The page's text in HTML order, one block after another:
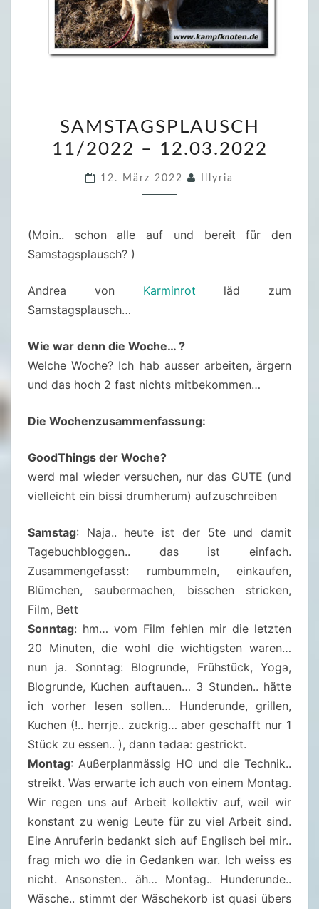
A
M
S
C
H
1
2
0
2
–
1
2
.
3
.
2
0
2
2
SAMSTAGSPLAUSCH
11/2022 – 12.03.2022
12. März 2022 Illyria
(Moin.. schon alle auf und bereit für den
Samstagsplausch? )
Andrea von Karminrot läd zum
Samstagsplausch…
Wie war denn die Woche… ?
Welche Woche? Ich hab ausser arbeiten, ärgern
und das hoch 2 fast nichts mitbekommen…
Die Wochenzusammenfassung:
GoodThings der Woche?
werd mal wieder versuchen, nur das GUTE (und
vielleicht ein bissi drumherum) aufzuschreiben
Samstag: Naja.. heute ist der 5te und damit
Tagebuchbloggen.. das ist einfach.
Zusammengefasst: rumbummeln, einkaufen,
Blümchen, saubermachen, bisschen stricken,
Film, Bett
Sonntag: hm… vom Film fehlen mir die letzten
20 Minuten, die wohl die wichtigsten waren…
nun ja. Sonntag: Blogrunde, Frühstück, Yoga,
Blogrunde, Kuchen auftauen… 3 Stunden.. hätte
ich vorher lesen sollen… Hunderunde, grillen,
Kuchen (!.. herrje.. zuckrig… aber geschafft nur 1
Stück zu essen.. ), dann tadaa: gestrickt.
Montag: Außerplanmässig HO und die Technik..
streikt. Was erwarte ich auch von einem Montag.
Wir regen uns auf Arbeit kollektiv auf, weil wir
konstant zu wenig Leute für zu viel Arbeit sind.
Eine Anruferin bedankt sich auf Englisch bei mir..
frag mich wo die in Gedanken war. Ich weiss es
nicht. Ansonsten.. äh… Montag.. Hunderunde..
Wäsche.. stimmt der Wäschekorb ist quasi übers